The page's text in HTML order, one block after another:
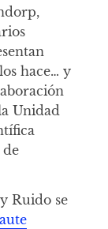
hace… y
Unidad
Ruido se